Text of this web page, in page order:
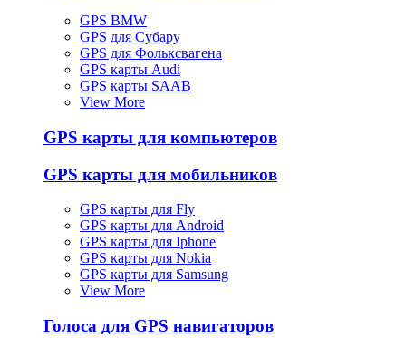
GPS BMW
GPS для Субару
GPS для Фольксвагена
GPS карты Audi
GPS карты SAAB
View More
GPS карты для компьютеров
GPS карты для мобильников
GPS карты для Fly
GPS карты для Android
GPS карты для Iphone
GPS карты для Nokia
GPS карты для Samsung
View More
Голоса для GPS навигаторов